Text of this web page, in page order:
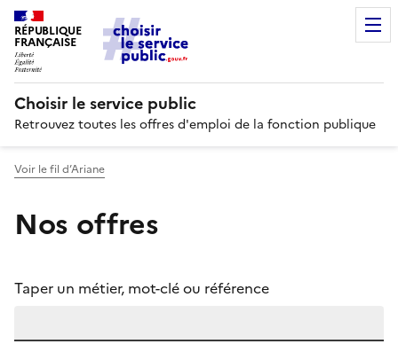
RÉPUBLIQUE
FRANÇAISE
Choisir le service public
Retrouvez toutes les offres d'emploi de la fonction publique
Voir le fil d’Ariane
Nos offres
Taper un métier, mot-clé ou référence